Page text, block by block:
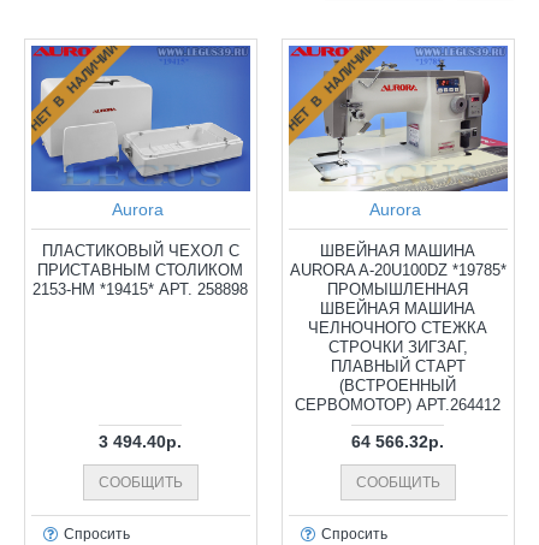
НЕТ В НАЛИЧИИ
Aurora
ПЛАСТИКОВЫЙ ЧЕХОЛ С
ПРИСТАВНЫМ СТОЛИКОМ
2153-HM *19415* АРТ. 258898
3 494.40р.
СООБЩИТЬ
Спросить
НЕТ В НАЛИЧИИ
Aurora
ШВЕЙНАЯ МАШИНА
AURORA A-20U100DZ *19785*
ПРОМЫШЛЕННАЯ
ШВЕЙНАЯ МАШИНА
ЧЕЛНОЧНОГО СТЕЖКА
СТРОЧКИ ЗИГЗАГ,
ПЛАВНЫЙ СТАРТ
(ВСТРОЕННЫЙ
СЕРВОМОТОР) АРТ.264412
64 566.32р.
СООБЩИТЬ
Спросить